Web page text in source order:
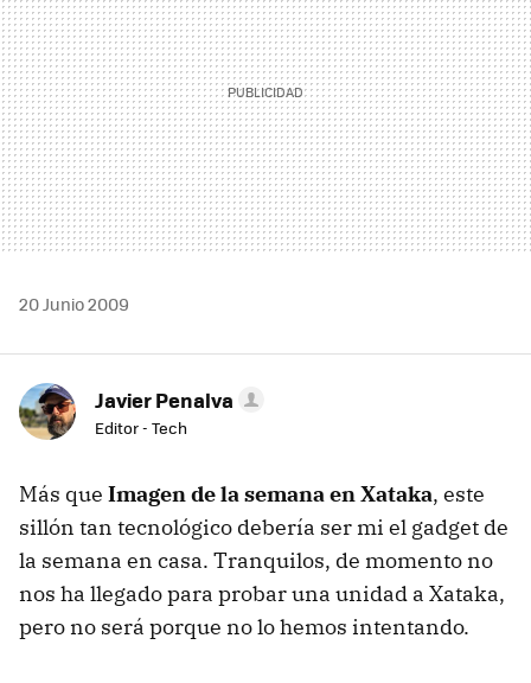
20 Junio 2009
Javier Penalva
Editor - Tech
Más que Imagen de la semana en Xataka, este
sillón tan tecnológico debería ser mi el gadget de
la semana en casa. Tranquilos, de momento no
nos ha llegado para probar una unidad a Xataka,
pero no será porque no lo hemos intentando.